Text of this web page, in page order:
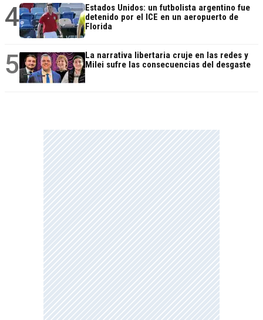
4
Estados Unidos: un futbolista argentino fue
detenido por el ICE en un aeropuerto de
Florida
5
La narrativa libertaria cruje en las redes y
Milei sufre las consecuencias del desgaste